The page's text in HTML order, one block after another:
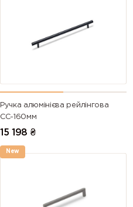
Ручка алюмінієва рейлінгова
СС-160мм
15 198 ₴
New